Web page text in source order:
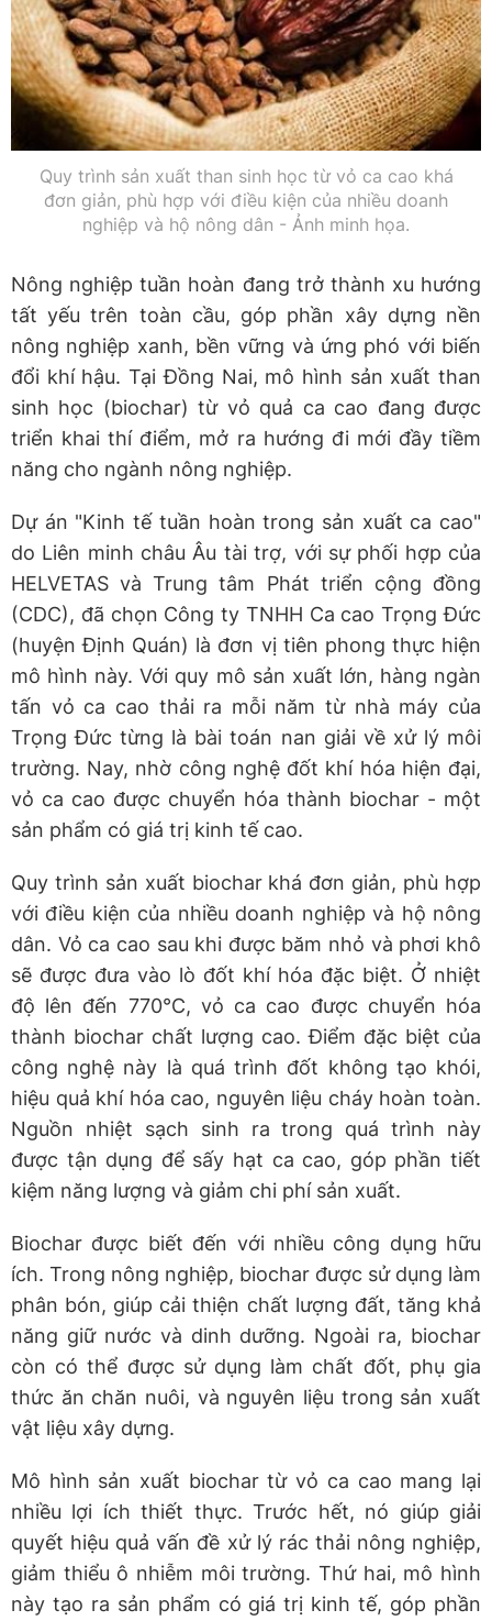
Quy trình sản xuất than sinh học từ vỏ ca cao khá
đơn giản, phù hợp với điều kiện của nhiều doanh
nghiệp và hộ nông dân - Ảnh minh họa.
Nông nghiệp tuần hoàn đang trở thành xu hướng
tất yếu trên toàn cầu, góp phần xây dựng nền
nông nghiệp xanh, bền vững và ứng phó với biến
đổi khí hậu. Tại Đồng Nai, mô hình sản xuất than
sinh học (biochar) từ vỏ quả ca cao đang được
triển khai thí điểm, mở ra hướng đi mới đầy tiềm
năng cho ngành nông nghiệp.
Dự án "Kinh tế tuần hoàn trong sản xuất ca cao"
do Liên minh châu Âu tài trợ, với sự phối hợp của
HELVETAS và Trung tâm Phát triển cộng đồng
(CDC), đã chọn Công ty TNHH Ca cao Trọng Đức
(huyện Định Quán) là đơn vị tiên phong thực hiện
mô hình này. Với quy mô sản xuất lớn, hàng ngàn
tấn vỏ ca cao thải ra mỗi năm từ nhà máy của
Trọng Đức từng là bài toán nan giải về xử lý môi
trường. Nay, nhờ công nghệ đốt khí hóa hiện đại,
vỏ ca cao được chuyển hóa thành biochar - một
sản phẩm có giá trị kinh tế cao.
Quy trình sản xuất biochar khá đơn giản, phù hợp
với điều kiện của nhiều doanh nghiệp và hộ nông
dân. Vỏ ca cao sau khi được băm nhỏ và phơi khô
sẽ được đưa vào lò đốt khí hóa đặc biệt. Ở nhiệt
độ lên đến 770°C, vỏ ca cao được chuyển hóa
thành biochar chất lượng cao. Điểm đặc biệt của
công nghệ này là quá trình đốt không tạo khói,
hiệu quả khí hóa cao, nguyên liệu cháy hoàn toàn.
Nguồn nhiệt sạch sinh ra trong quá trình này
được tận dụng để sấy hạt ca cao, góp phần tiết
kiệm năng lượng và giảm chi phí sản xuất.
Biochar được biết đến với nhiều công dụng hữu
ích. Trong nông nghiệp, biochar được sử dụng làm
phân bón, giúp cải thiện chất lượng đất, tăng khả
năng giữ nước và dinh dưỡng. Ngoài ra, biochar
còn có thể được sử dụng làm chất đốt, phụ gia
thức ăn chăn nuôi, và nguyên liệu trong sản xuất
vật liệu xây dựng.
Mô hình sản xuất biochar từ vỏ ca cao mang lại
nhiều lợi ích thiết thực. Trước hết, nó giúp giải
quyết hiệu quả vấn đề xử lý rác thải nông nghiệp,
giảm thiểu ô nhiễm môi trường. Thứ hai, mô hình
này tạo ra sản phẩm có giá trị kinh tế, góp phần